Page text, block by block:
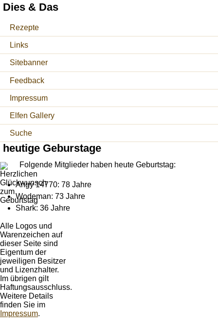
Dies & Das
Rezepte
Links
Sitebanner
Feedback
Impressum
Elfen Gallery
Suche
heutige Geburstage
Folgende Mitglieder haben heute Geburtstag:
Angy 14770: 78 Jahre
Wodeman: 73 Jahre
Shark: 36 Jahre
Alle Logos und
Warenzeichen auf
dieser Seite sind
Eigentum der
jeweiligen Besitzer
und Lizenzhalter.
Im übrigen gilt
Haftungsausschluss.
Weitere Details
finden Sie im
Impressum.